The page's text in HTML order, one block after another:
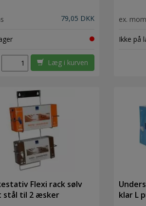
79,05 DKK
Læg i kurven
ex.
Ikke på
Flexi rack sølv
til 2 æsker
klar L